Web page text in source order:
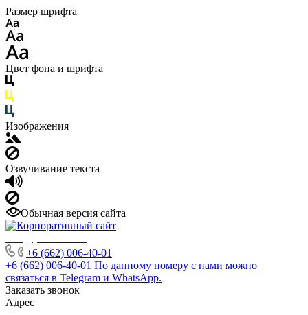
Размер шрифта
Цвет фона и шрифта
Изображения
Озвучивание текста
Обычная версия сайта
+6 (662) 006-40-01
+6 (662) 006-40-01 По данному номеру с нами можно
связаться в Telegram и WhatsApp.
Заказать звонок
Адрес